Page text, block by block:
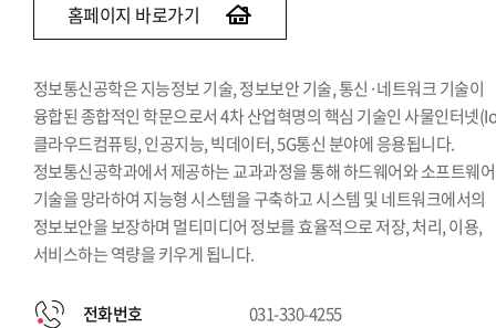
홈페이지 바로가기
정보통신공학은 지능정보 기술, 정보보안 기술, 통신·네트워크 기술이
융합된 종합적인 학문으로서 4차 산업혁명의 핵심 기술인 사물인터넷
클라우드컴퓨팅, 인공지능, 빅데이터, 5G통신 분야에 응용됩니다.
정보통신공학과에서 제공하는 교과과정을 통해 하드웨어와 소프트웨어
기술을 망라하여 지능형 시스템을 구축하고 시스템 및 네트워크에서의
정보보안을 보장하며 멀티미디어 정보를 효율적으로 저장, 처리, 이용,
서비스하는 역량을 키우게 됩니다.
전화번호 031-330-4255